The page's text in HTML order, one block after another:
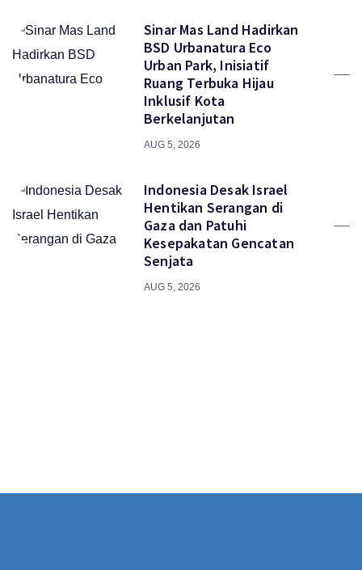
Sinar Mas Land Hadirkan
BSD Urbanatura Eco
Urban Park, Inisiatif
Ruang Terbuka Hijau
Inklusif Kota
Berkelanjutan
AUG 5, 2026
Indonesia Desak Israel
Hentikan Serangan di
Gaza dan Patuhi
Kesepakatan Gencatan
Senjata
AUG 5, 2026